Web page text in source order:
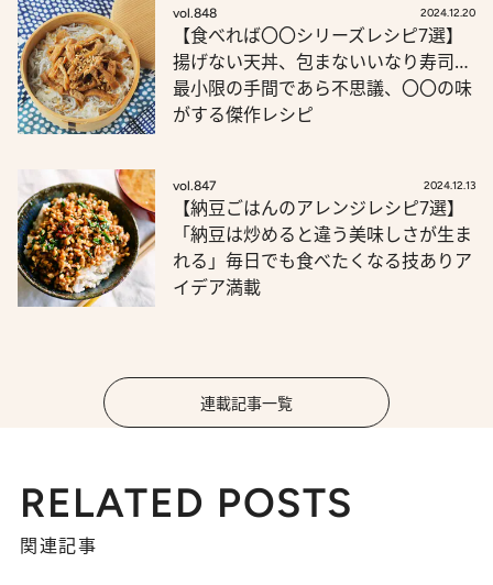
vol.848 2024.12.20
【食べれば〇〇シリーズレシピ7選】
揚げない天丼、包まないいなり寿司…
最小限の手間であら不思議、〇〇の味
がする傑作レシピ
vol.847 2024.12.13
【納豆ごはんのアレンジレシピ7選】
「納豆は炒めると違う美味しさが生ま
れる」毎日でも食べたくなる技ありア
イデア満載
連載記事一覧
RELATED POSTS
関連記事